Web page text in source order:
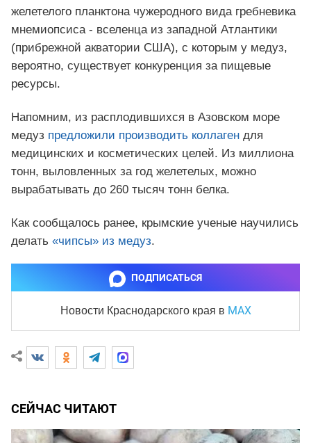
желетелого планктона чужеродного вида гребневика
мнемиопсиса - вселенца из западной Атлантики
(прибрежной акватории США), с которым у медуз,
вероятно, существует конкуренция за пищевые
ресурсы.
Напомним, из расплодившихся в Азовском море
медуз предложили производить коллаген для
медицинских и косметических целей. Из миллиона
тонн, выловленных за год желетелых, можно
вырабатывать до 260 тысяч тонн белка.
Как сообщалось ранее, крымские ученые научились
делать «чипсы» из медуз.
ПОДПИСАТЬСЯ
Новости Краснодарского края в MAX
СЕЙЧАС ЧИТАЮТ